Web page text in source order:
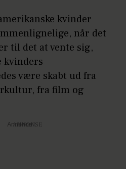
kvinder
når det
til det at vente sig,
kvinders
være skabt ud fra
fra film og
Annonce